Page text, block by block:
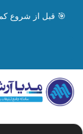
نمایشگر